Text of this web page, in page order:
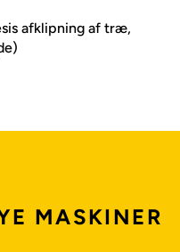
afklipning af træ,
MASKINER